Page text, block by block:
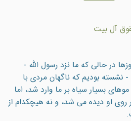
آل بيت
در حالى كه ما نزد رسول الله -
نشسته بوديم كه ناگهان مردى با
بسيار سياه بر ما وارد شد، اما
روى او ديده مى شد، و نه هیچکدام از